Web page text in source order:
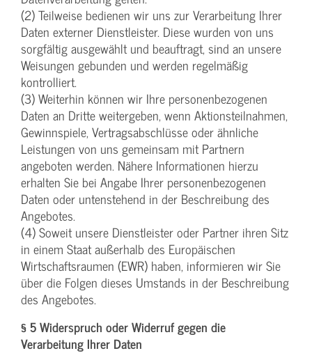
(2) Teilweise bedienen wir uns zur Verarbeitung Ihrer
Daten externer Dienstleister. Diese wurden von uns
sorgfältig ausgewählt und beauftragt, sind an unsere
Weisungen gebunden und werden regelmäßig
kontrolliert.
(3) Weiterhin können wir Ihre personenbezogenen
Daten an Dritte weitergeben, wenn Aktionsteilnahmen,
Gewinnspiele, Vertragsabschlüsse oder ähnliche
Leistungen von uns gemeinsam mit Partnern
angeboten werden. Nähere Informationen hierzu
erhalten Sie bei Angabe Ihrer personenbezogenen
Daten oder untenstehend in der Beschreibung des
Angebotes.
(4) Soweit unsere Dienstleister oder Partner ihren Sitz
in einem Staat außerhalb des Europäischen
Wirtschaftsraumen (EWR) haben, informieren wir Sie
über die Folgen dieses Umstands in der Beschreibung
des Angebotes.
§ 5 Widerspruch oder Widerruf gegen die
Verarbeitung Ihrer Daten